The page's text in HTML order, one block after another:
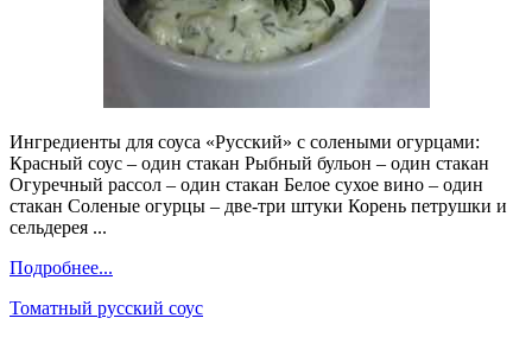
Ингредиенты для соуса «Русский» с солеными огурцами:
Красный соус – один стакан Рыбный бульон – один стакан
Огуречный рассол – один стакан Белое сухое вино – один
стакан Соленые огурцы – две-три штуки Корень петрушки и
сельдерея ...
Подробнее...
Томатный русский соус